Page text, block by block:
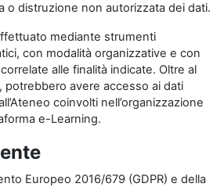
o distruzione non autorizzata dei dati.
mediante strumenti
con modalità organizzative e con
alle finalità indicate. Oltre al
potrebbero avere accesso ai dati
coinvolti nell’organizzazione
e-Learning.
Europeo 2016/679 (GDPR) e della